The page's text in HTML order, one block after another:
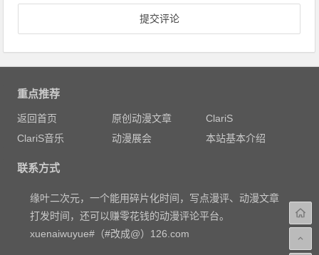
重点推荐
返回首页 原创动漫文章
ClariS
ClariS音乐
动漫展会 本站基本介绍
联系方式
缘叶二次元，一个能用碎片化时间，写点漫评、动漫文章
打发时间，还可以赚零花钱的动漫评论平台。
xuenaiwuyue#（#改成@）126.com